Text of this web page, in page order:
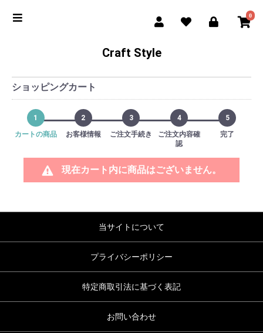
0
Craft Style
ショッピングカート
1
カートの商品
2
お客様情報
3
ご注文手続き
4
ご注文内容確
認
5
完了
現在カート内に商品はございません。
当サイトについて
プライバシーポリシー
特定商取引法に基づく表記
お問い合わせ